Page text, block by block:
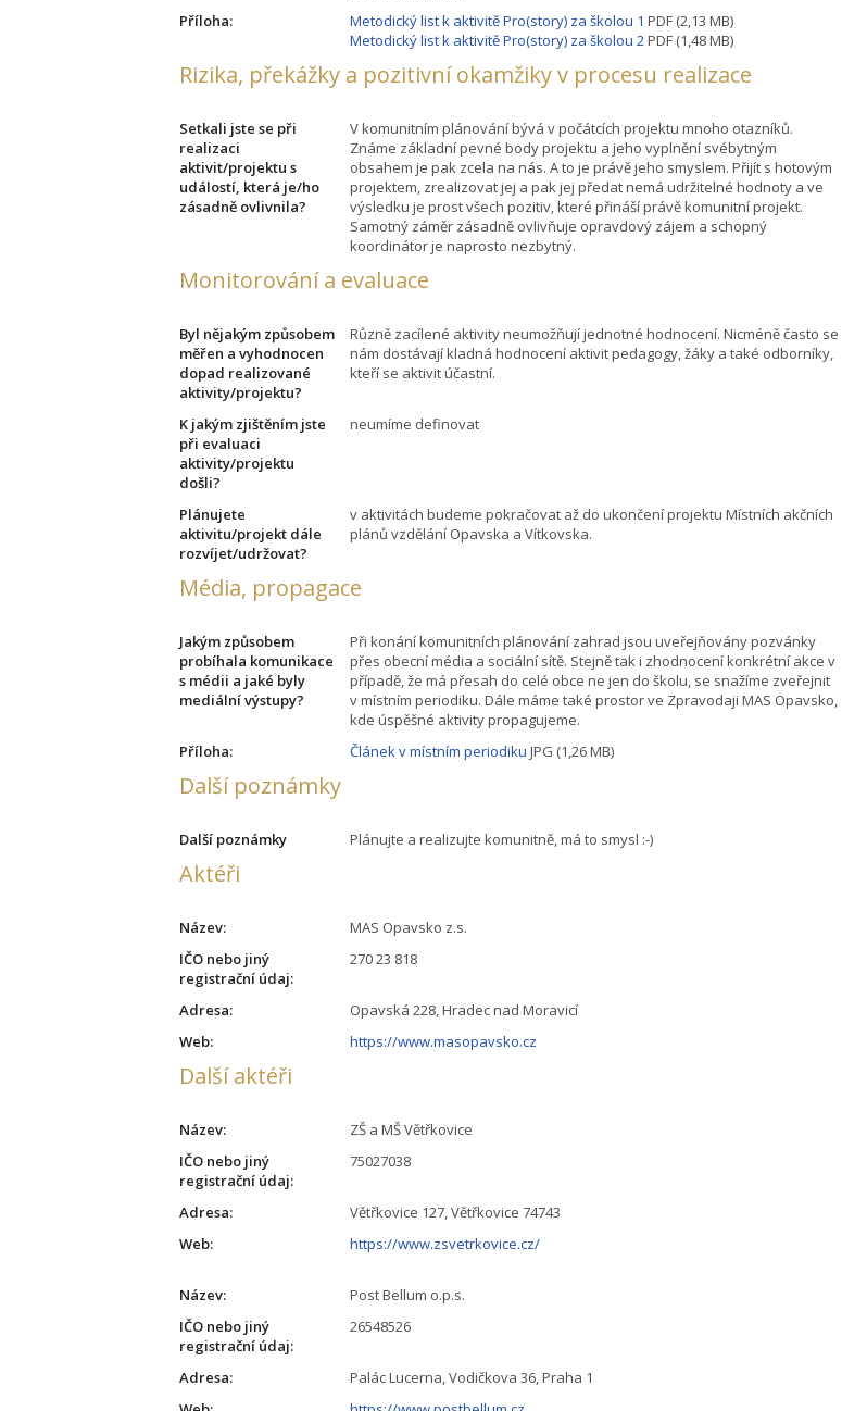
Příloha:
Metodický list k aktivitě Pro(story) za školou 1 PDF (2,13 MB)
Metodický list k aktivitě Pro(story) za školou 2PDF (1,48 MB)
Rizika, překážky a pozitivní okamžiky v procesu realizace
Setkali jste se při
realizaci
aktivit/projektu s
událostí, která je/ho
zásadně ovlivnila?
V komunitním plánování bývá v počátcích projektu mnoho otazníků.
Známe základní pevné body projektu a jeho vyplnění svébytným
obsahem je pak zcela na nás. A to je právě jeho smyslem. Přijít s hotovým
projektem, zrealizovat jej a pak jej předat nemá udržitelné hodnoty a ve
výsledku je prost všech pozitiv, které přináší právě komunitní projekt.
Samotný záměr zásadně ovlivňuje opravdový zájem a schopný
koordinátor je naprosto nezbytný.
Monitorování a evaluace
Byl nějakým způsobem
měřen a vyhodnocen
dopad realizované
aktivity/projektu?
Různě zacílené aktivity neumožňují jednotné hodnocení. Nicméně často se
nám dostávají kladná hodnocení aktivit pedagogy, žáky a také odborníky,
kteří se aktivit účastní.
K jakým zjištěním jste
při evaluaci
aktivity/projektu
došli?
neumíme definovat
Plánujete
aktivitu/projekt dále
rozvíjet/udržovat?
v aktivitách budeme pokračovat až do ukončení projektu Místních akčních
plánů vzdělání Opavska a Vítkovska.
Média, propagace
Jakým způsobem
probíhala komunikace
s médii a jaké byly
mediální výstupy?
Při konání komunitních plánování zahrad jsou uveřejňovány pozvánky
přes obecní média a sociální sítě. Stejně tak i zhodnocení konkrétní akce v
případě, že má přesah do celé obce ne jen do školu, se snažíme zveřejnit
v místním periodiku. Dále máme také prostor ve Zpravodaji MAS Opavsko,
kde úspěšné aktivity propagujeme.
Příloha:
Článek v místním periodiku JPG (1,26 MB)
Další poznámky
Další poznámky Plánujte a realizujte komunitně, má to smysl :-)
Aktéři
Název:
MAS Opavsko z.s.
IČO nebo jiný
registrační údaj:
270 23 818
Adresa:
Opavská 228, Hradec nad Moravicí
Web:
https://www.masopavsko.cz
Další aktéři
Název:
ZŠ a MŠ Větřkovice
IČO nebo jiný
registrační údaj:
75027038
Adresa:
Větřkovice 127, Větřkovice 74743
Web:
https://www.zsvetrkovice.cz/
Název:
Post Bellum o.p.s.
IČO nebo jiný
registrační údaj:
26548526
Adresa:
Palác Lucerna, Vodičkova 36, Praha 1